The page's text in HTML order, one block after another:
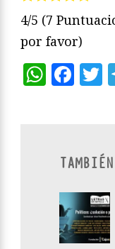
4/5 (7
por favor)